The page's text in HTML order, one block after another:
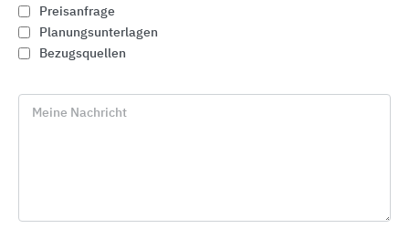
Preisanfrage
Planungsunterlagen
Bezugsquellen
Meine Nachricht